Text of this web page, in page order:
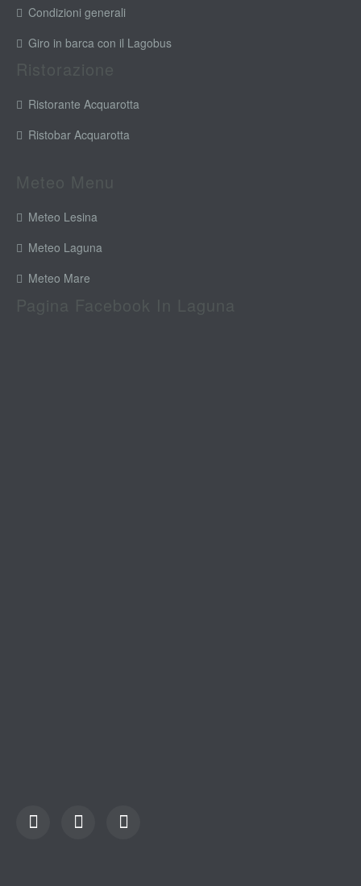
Condizioni generali
Giro in barca con il Lagobus
Ristorante Acquarotta
Ristobar Acquarotta
Meteo Lesina
Meteo Laguna
Meteo Mare